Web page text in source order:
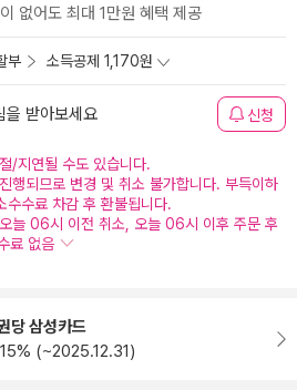
없어도 최대 1만원 혜택 제공
부 소득공제 1,170원
을 받아보세요 신청
/지연될 수도 있습니다.
행되므로 변경 및 취소 불가합니다. 부득이하
수료 차감 후 환불됩니다.
늘 06시 이전 취소, 오늘 06시 이후 주문 후
료 없음
당 삼성카드
(~2025.12.31)